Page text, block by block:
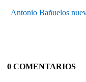
Antonio Bañuelos
0 COMENTARIOS